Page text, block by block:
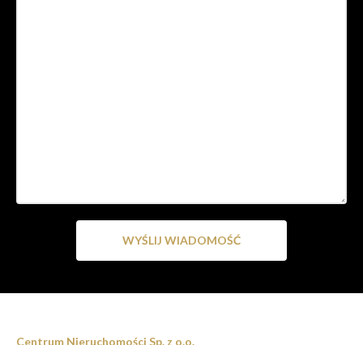
Centrum Nieruchomości Sp. z o.o.